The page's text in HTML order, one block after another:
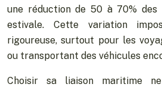
une réduction de 50 à 70% des
estivale. Cette variation
rigoureuse, surtout pour les
ou transportant des véhicules
Choisir sa liaison maritime